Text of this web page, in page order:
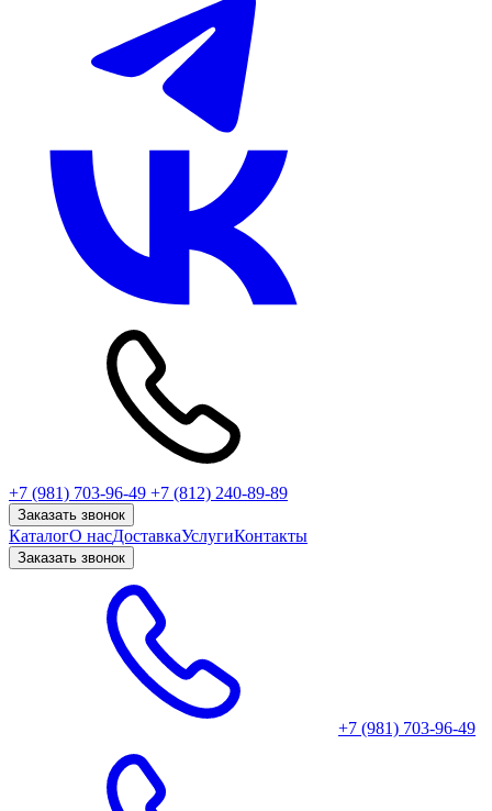
+7 (981) 703-96-49 +7 (812) 240-89-89
Заказать звонок
КаталогО насДоставкаУслугиКонтакты
Заказать звонок
+7 (981) 703-96-49